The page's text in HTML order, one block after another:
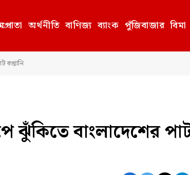
অর্থনীতি বাণিজ্য ব্যাংক পুঁজিবাজার বিমা
রপ্তানি
ঝুঁকিতে বাংলাদেশের